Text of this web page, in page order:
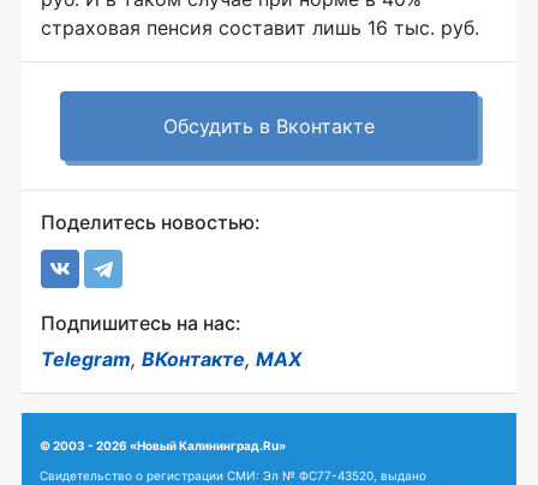
страховая пенсия составит лишь 16 тыс. руб.
Обсудить в Вконтакте
Поделитесь новостью:
Подпишитесь на нас:
Telegram, ВКонтакте, MAX
© 2003 - 2026 «Новый Калининград.Ru»
Свидетельство о регистрации СМИ: Эл № ФС77-43520, выдано